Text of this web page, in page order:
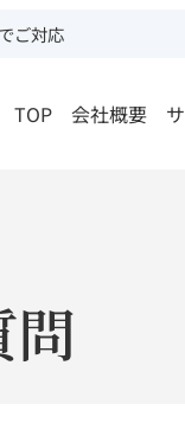
ご対応
TOP 会社概要
問